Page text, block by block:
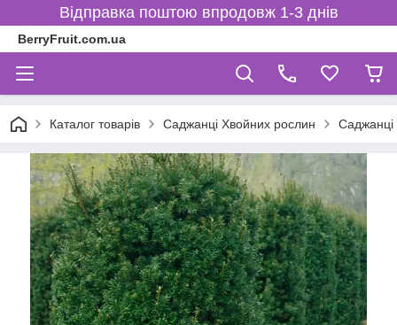
Відправка поштою впродовж 1-3 днів
BerryFruit.com.ua
Каталог товарів Саджанці Хвойних рослин Саджанці